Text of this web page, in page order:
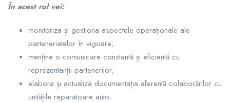
În acest rol vei:
monitoriza și gestiona aspectele operaționale ale
parteneriatelor în vigoare;
menține o comunicare constantă și eficientă cu
reprezentanții partenerilor;
elabora și actualiza documentația aferentă colaborărilor cu
unitățile reparatoare auto;